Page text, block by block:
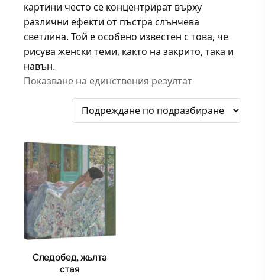
картини често се концентрират върху
различни ефекти от пъстра слънчева
светлина. Той е особено известен с това, че
рисува женски теми, както на закрито, така и
навън.
Показване на единствения резултат
Следобед, жълта
стая